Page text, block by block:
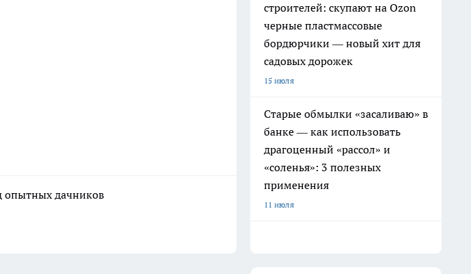
опытных дачников
строителей: скупают на Ozon
черные пластмассовые
бордюрчики — новый хит для
садовых дорожек
15 июля
Старые обмылки «засаливаю» в
банке — как использовать
драгоценный «рассол» и
«соленья»: 3 полезных
применения
11 июля